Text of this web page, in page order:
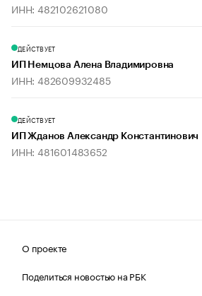
ИНН: 482102621080
ДЕЙСТВУЕТ
ИП Немцова Алена Владимировна
ИНН: 482609932485
ДЕЙСТВУЕТ
ИП Жданов Александр Константинович
ИНН: 481601483652
О проекте
Поделиться новостью на РБК